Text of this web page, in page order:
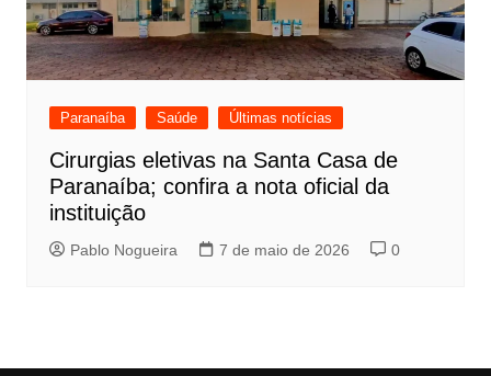
Paranaíba Saúde Últimas notícias
Cirurgias eletivas na Santa Casa de
Paranaíba; confira a nota oficial da
instituição
Pablo Nogueira 7 de maio de 2026 0